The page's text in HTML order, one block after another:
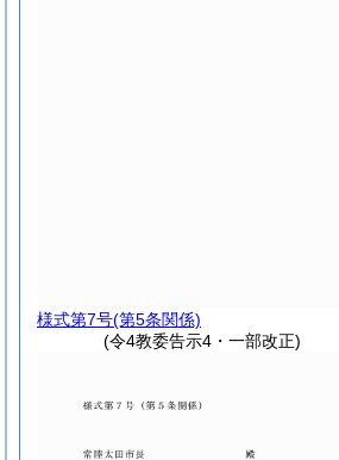
様式第7号(第5条関係)
(令4教委告示4・一部改正)